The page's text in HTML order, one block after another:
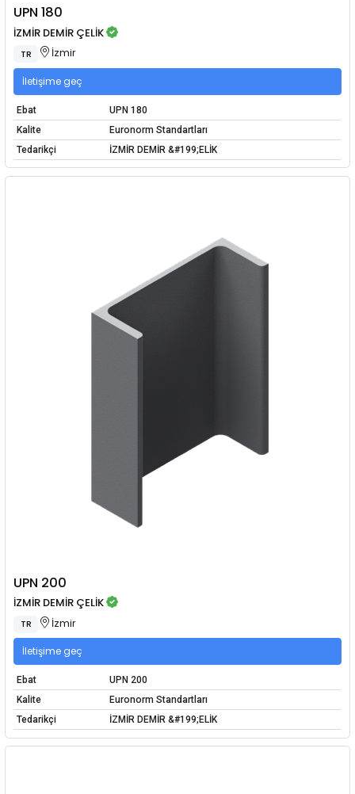
UPN 180
İZMİR DEMİR ÇELİK
TR İzmir
İletişime geç
Ebat
UPN 180
Kalite
Euronorm Standartları
Tedarikçi
İZMİR DEMİR &#199;ELİK
UPN 200
İZMİR DEMİR ÇELİK
TR İzmir
İletişime geç
Ebat
UPN 200
Kalite
Euronorm Standartları
Tedarikçi
İZMİR DEMİR &#199;ELİK